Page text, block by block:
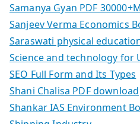
Samanya Gyan PDF
Sanjeev Verma Economics
Saraswati physical
Science and technology for
SEO Full Form and Its Types
Shani Chalisa PDF download
Shankar IAS Environment